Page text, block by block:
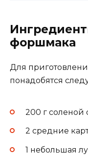
форшмака
Для
понадобятся
200 г соленой
2 средние
1 небольшая